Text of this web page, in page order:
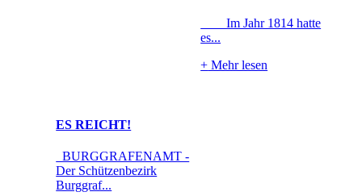
Im Jahr 1814 hatte
es...
+ Mehr lesen
ES REICHT!
BURGGRAFENAMT -
Der Schützenbezirk
Burggraf...